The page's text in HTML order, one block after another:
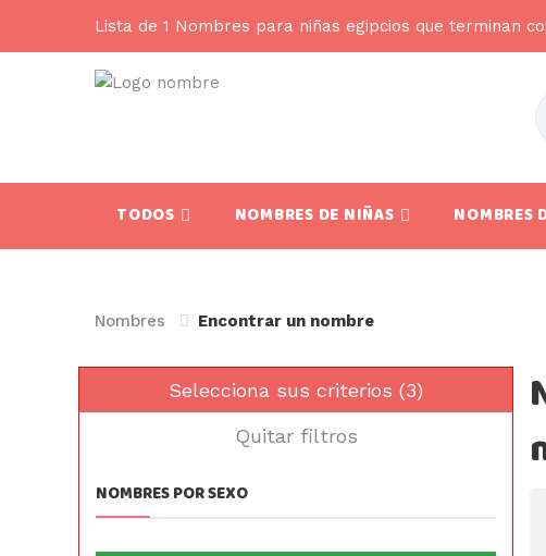
Lista de 1 Nombres para niñas egipcios que terminan
TODOS NOMBRES DE NIÑAS NOMBRES
Nombres Encontrar un nombre
Selecciona sus criterios (3)
Quitar filtros
NOMBRES POR SEXO